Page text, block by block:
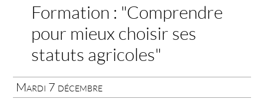
Formation : "Comprendre
pour mieux choisir ses
statuts agricoles"
Mardi 7 décembre